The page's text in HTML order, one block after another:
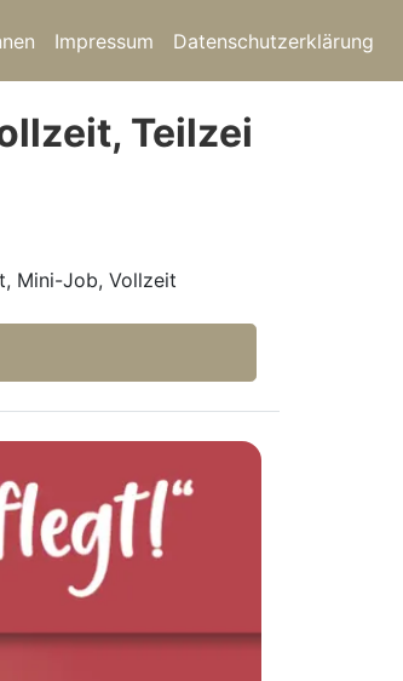
Impressum Datenschutzerklärung
Teilzei
Mini-Job, Vollzeit